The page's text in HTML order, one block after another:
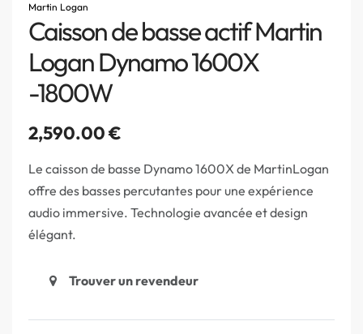
Martin Logan
Caisson de basse actif Martin
Logan Dynamo 1600X
-1800W
2,590.00€
Le caisson de basse Dynamo 1600X de MartinLogan
offre des basses percutantes pour une expérience
audio immersive. Technologie avancée et design
élégant.
Trouver un revendeur